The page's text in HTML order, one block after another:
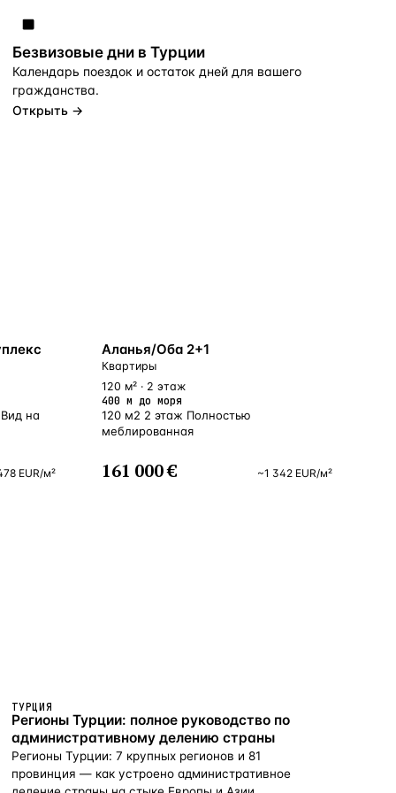
Безвизовые дни в Турции
Календарь поездок и остаток дней для вашего
гражданства.
Открыть →
на
EUR/м²
У МОРЯ
Аланья/Оба 2+1
Квартиры
120 м² · 2 этаж
400 м до моря
120 м2 2 этаж Полностью
меблированная
161 000 € ~1 342 EUR/м²
ТУРЦИЯ
Регионы Турции: полное руководство по
административному делению страны
Регионы Турции: 7 крупных регионов и 81
провинция — как устроено административное